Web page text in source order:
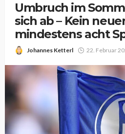
Umbruch im
sich ab – Kein
mindestens acht
Johannes Ketterl 22. Februar